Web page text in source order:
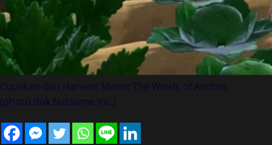
Cuplikan dari Harvest Moon: The Winds of Anthos.
(photo.dok.Natsume Inc.)